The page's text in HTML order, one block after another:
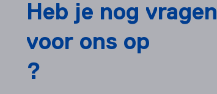
Heb je nog vragen
voor ons op
?